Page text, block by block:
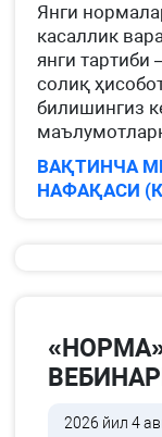
Янги
касаллик
янги тартиби
солиқ
билишингиз
ВАҚТИНЧА
НАФАҚАСИ
2026 йил 4